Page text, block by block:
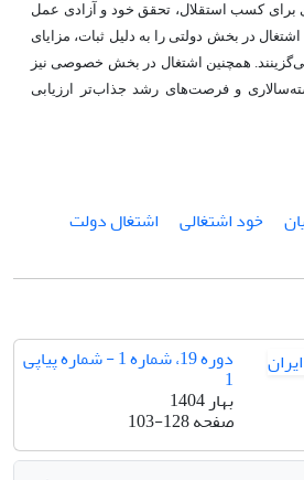
برای کسب استقلال، تحقق خود و آزادی عمل
در بخش دولتی را به دلیل ثبات، مزایای
همچنین اشتغال در بخش خصوصی نیز
و فرصت‌های رشد جذاب‌تر ارزیابی
خود اشتغالی
اشتغال دولت
دوره 19، شماره 1 - شماره پیاپی
1
بهار 1404
صفحه103-128